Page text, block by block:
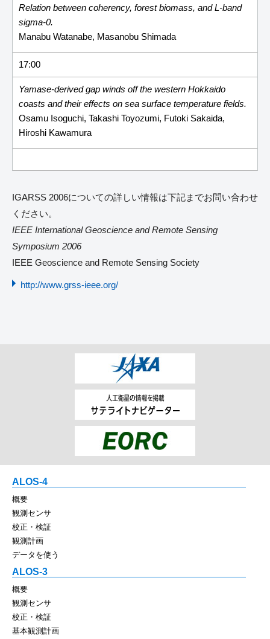
Relation between coherency, forest biomass, and L-band
sigma-0.
Manabu Watanabe, Masanobu Shimada
17:00
Yamase-derived gap winds off the western Hokkaido
coasts and their effects on sea surface temperature fields.
Osamu Isoguchi, Takashi Toyozumi, Futoki Sakaida,
Hiroshi Kawamura
IGARSS 2006についての詳しい情報は下記までお問い合わせ
ください。
IEEE International Geoscience and Remote Sensing
Symposium 2006
IEEE Geoscience and Remote Sensing Society
http://www.grss-ieee.org/
ALOS-4
概要
観測センサ
校正・検証
観測計画
データを使う
ALOS-3
概要
観測センサ
校正・検証
基本観測計画